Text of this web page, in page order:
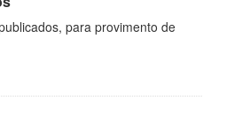
para provimento de